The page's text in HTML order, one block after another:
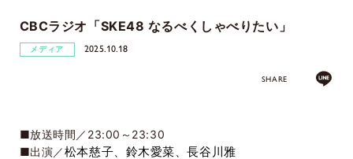
CBCラジオ「SKE48 なるべくしゃべりたい」
メディア 2025.10.18
SHARE
■放送時間／23:00～23:30
■出演／松本慈子、鈴木愛菜、長谷川雅